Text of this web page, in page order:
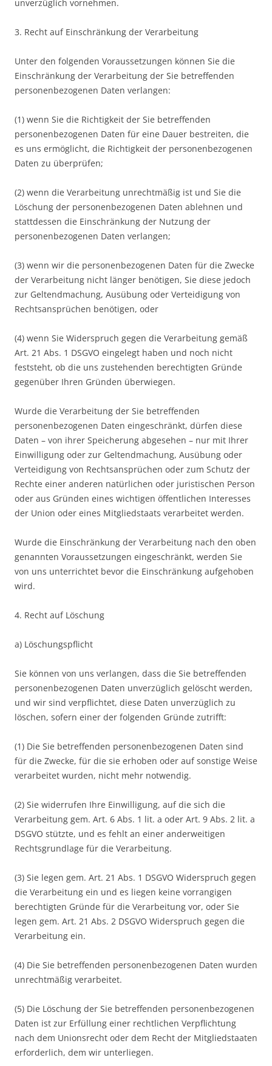
unverzüglich vornehmen.
3. Recht auf Einschränkung der Verarbeitung
Unter den folgenden Voraussetzungen können Sie die
Einschränkung der Verarbeitung der Sie betreffenden
personenbezogenen Daten verlangen:
(1) wenn Sie die Richtigkeit der Sie betreffenden
personenbezogenen Daten für eine Dauer bestreiten, die
es uns ermöglicht, die Richtigkeit der personenbezogenen
Daten zu überprüfen;
(2) wenn die Verarbeitung unrechtmäßig ist und Sie die
Löschung der personenbezogenen Daten ablehnen und
stattdessen die Einschränkung der Nutzung der
personenbezogenen Daten verlangen;
(3) wenn wir die personenbezogenen Daten für die Zwecke
der Verarbeitung nicht länger benötigen, Sie diese jedoch
zur Geltendmachung, Ausübung oder Verteidigung von
Rechtsansprüchen benötigen, oder
(4) wenn Sie Widerspruch gegen die Verarbeitung gemäß
Art. 21 Abs. 1 DSGVO eingelegt haben und noch nicht
feststeht, ob die uns zustehenden berechtigten Gründe
gegenüber Ihren Gründen überwiegen.
Wurde die Verarbeitung der Sie betreffenden
personenbezogenen Daten eingeschränkt, dürfen diese
Daten – von ihrer Speicherung abgesehen – nur mit Ihrer
Einwilligung oder zur Geltendmachung, Ausübung oder
Verteidigung von Rechtsansprüchen oder zum Schutz der
Rechte einer anderen natürlichen oder juristischen Person
oder aus Gründen eines wichtigen öffentlichen Interesses
der Union oder eines Mitgliedstaats verarbeitet werden.
Wurde die Einschränkung der Verarbeitung nach den oben
genannten Voraussetzungen eingeschränkt, werden Sie
von uns unterrichtet bevor die Einschränkung aufgehoben
wird.
4. Recht auf Löschung
a) Löschungspflicht
Sie können von uns verlangen, dass die Sie betreffenden
personenbezogenen Daten unverzüglich gelöscht werden,
und wir sind verpflichtet, diese Daten unverzüglich zu
löschen, sofern einer der folgenden Gründe zutrifft:
(1) Die Sie betreffenden personenbezogenen Daten sind
für die Zwecke, für die sie erhoben oder auf sonstige Weise
verarbeitet wurden, nicht mehr notwendig.
(2) Sie widerrufen Ihre Einwilligung, auf die sich die
Verarbeitung gem. Art. 6 Abs. 1 lit. a oder Art. 9 Abs. 2 lit. a
DSGVO stützte, und es fehlt an einer anderweitigen
Rechtsgrundlage für die Verarbeitung.
(3) Sie legen gem. Art. 21 Abs. 1 DSGVO Widerspruch gegen
die Verarbeitung ein und es liegen keine vorrangigen
berechtigten Gründe für die Verarbeitung vor, oder Sie
legen gem. Art. 21 Abs. 2 DSGVO Widerspruch gegen die
Verarbeitung ein.
(4) Die Sie betreffenden personenbezogenen Daten wurden
unrechtmäßig verarbeitet.
(5) Die Löschung der Sie betreffenden personenbezogenen
Daten ist zur Erfüllung einer rechtlichen Verpflichtung
nach dem Unionsrecht oder dem Recht der Mitgliedstaaten
erforderlich, dem wir unterliegen.